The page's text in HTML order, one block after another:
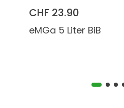
CHF 23.90
eMGa 5 Liter BiB